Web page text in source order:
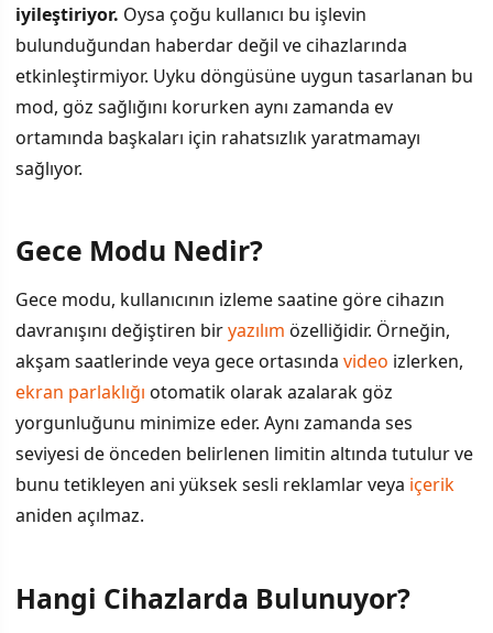
iyileştiriyor. Oysa çoğu kullanıcı bu işlevin
bulunduğundan haberdar değil ve cihazlarında
etkinleştirmiyor. Uyku döngüsüne uygun tasarlanan bu
mod, göz sağlığını korurken aynı zamanda ev
ortamında başkaları için rahatsızlık yaratmamayı
sağlıyor.
İÇINDEKILER
Hangi Cihazlarda Bulunuyor?
Neden Bu Kadar Önemli?
Nasıl Aktif Hale Getirilir?
Ek Avantajlar
Gece Modu Nedir?
Gece modu, kullanıcının izleme saatine göre cihazın
davranışını değiştiren biryazılım özelliğidir. Örneğin,
akşam saatlerinde veya gece ortasında video izlerken,
ekran parlaklığı otomatik olarak azalarak göz
yorgunluğunu minimize eder. Aynı zamanda ses
seviyesi de önceden belirlenen limitin altında tutulur ve
bunu tetikleyen ani yüksek sesli reklamlar veya içerik
aniden açılmaz.
Hangi Cihazlarda Bulunuyor?